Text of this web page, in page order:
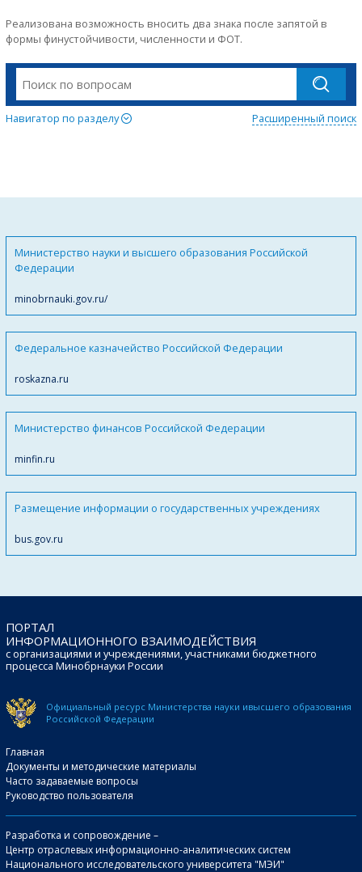
Реализована возможность вносить два знака после запятой в
формы финустойчивости, численности и ФОТ.
Навигатор по разделу Расширенный поиск
Министерство науки и высшего образования Российской
Федерации
minobrnauki.gov.ru/
Федеральное казначейство Российской Федерации
roskazna.ru
Министерство финансов Российской Федерации
minfin.ru
Размещение информации о государственных учреждениях
bus.gov.ru
ПОРТАЛ
ИНФОРМАЦИОННОГО ВЗАИМОДЕЙСТВИЯ
с организациями и учреждениями, участниками бюджетного
процесса Минобрнауки России
Официальный ресурс Министерства науки ивысшего образования
Российской Федерации
Главная
Документы и методические материалы
Часто задаваемые вопросы
Руководство пользователя
Разработка и сопровождение –
Центр отраслевых информационно-аналитических систем
Национального исследовательского университета "МЭИ"